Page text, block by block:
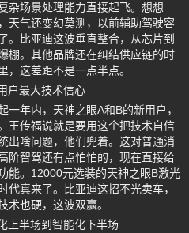
杂场景处理能力直接起飞。想想
天气还变幻莫测，以前辅助驾驶容
。比亚迪这波垂直整合，从芯片到
棚。其他品牌还在纠结供应链的时
，这差距不是一点半点。
户最大技术信心
年内，天神之眼A和B的新用户，
王传福说就是要用这个把技术自信
出啥问题，他们兜着。这对普通消
阶智驾还有点怕怕的，现在直接给
能。12000元选装的天神之眼B激光
代真来了。比亚迪这招不光卖车，
术也硬，这波双赢。
上半场到智能化下半场